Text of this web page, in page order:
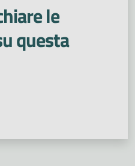
le
questa
da 1 a 5 stelle